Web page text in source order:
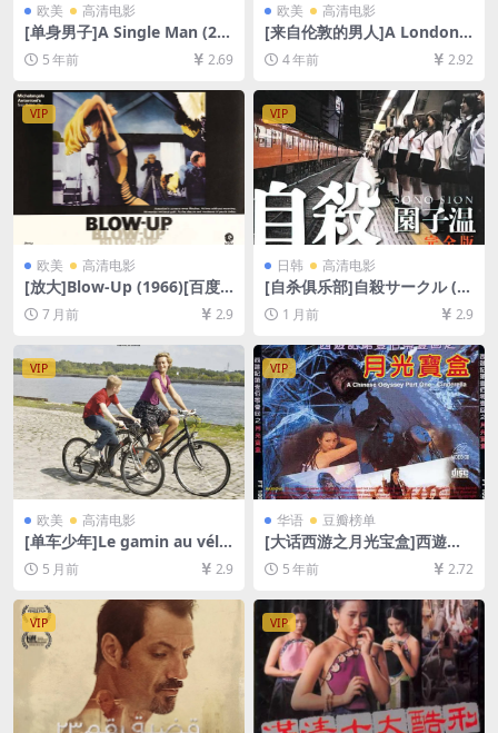
欧美 高清电影
[单身男子]A Single Man (20
09)完整版[百度网盘+迅雷云盘
资源1080P超清未删减][MP4/
5.9GB][中英字幕]
5 年前 2.69
欧美 高清电影
[来自伦敦的男人]A Londoni f
érfi (2007)[百度网盘+迅雷云
盘资源1080P超清未删减][MP
4/4.7GB][中文字幕]
4 年前 2.92
VIP
欧美 高清电影
[放大]Blow-Up (1966)[百度
网盘+夸克网盘1080P超清未
删减资源][网盘在线播放/下
载][MP4/7.5GB][中英字幕]
7 月前 2.9
VIP
日韩 高清电影
[自杀俱乐部]自殺サークル (2
002)[百度网盘+夸克网盘1080
P超清未删减资源][网盘在线播
放/下载][MP4/6.8GB][中文字
幕]
1 月前 2.9
VIP
欧美 高清电影
[单车少年]Le gamin au vélo
(2011)[百度网盘+夸克网盘10
80P超清未删减资源][网盘在
文字幕]
5 月前 2.9
VIP
华语 豆瓣榜单
[大话西游之月光宝盒]西遊記
第壹佰零壹回之月光寶盒 (199
5)[百度网盘+迅雷云盘资源10
[中英字幕]
5 年前 2.72
VIP VIP